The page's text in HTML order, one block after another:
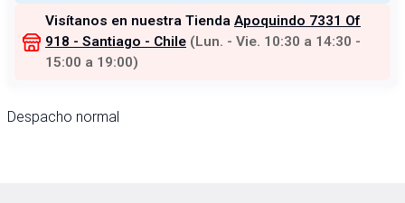
Visítanos en nuestra Tienda Apoquindo 7331 Of
918 - Santiago - Chile (Lun. - Vie. 10:30 a 14:30 -
15:00 a 19:00)
Despacho normal